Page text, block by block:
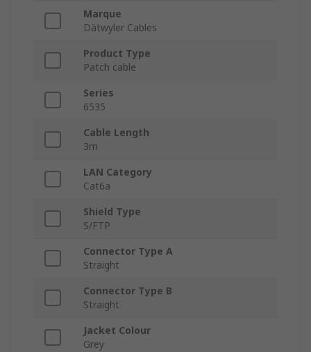
Marque
Dätwyler Cables
Product Type
Patch cable
Series
6535
Cable Length
3m
LAN Category
Cat6a
Shield Type
S/FTP
Connector Type A
Straight
Connector Type B
Straight
Jacket Colour
Grey